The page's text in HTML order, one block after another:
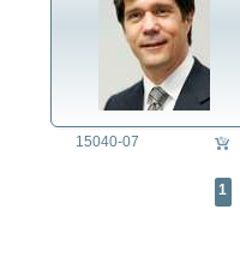
15040-07
1